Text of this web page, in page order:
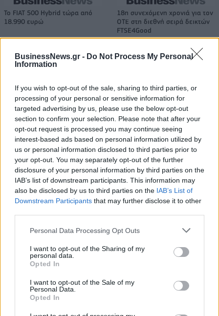
BusinessNews.gr - Do Not Process My Personal
Information
If you wish to opt-out of the sale, sharing to third parties, or
processing of your personal or sensitive information for
targeted advertising by us, please use the below opt-out
section to confirm your selection. Please note that after your
opt-out request is processed you may continue seeing
interest-based ads based on personal information utilized by
us or personal information disclosed to third parties prior to
your opt-out. You may separately opt-out of the further
disclosure of your personal information by third parties on the
IAB’s list of downstream participants. This information may
also be disclosed by us to third parties on the IAB’s List of
Downstream Participants that may further disclose it to other
Personal Data Processing Opt Outs
I want to opt-out of the Sharing of my
personal data.
Opted In
I want to opt-out of the Sale of my
Personal Data.
Opted In
Το FIAT 500 Hybrid τώρα από
18.990 ευρώ
18η συνεχόμενη χρονιά για τον
ΟΤΕ στη διεθνή σειρά δεικτών
FTSE4Good
Alpha Bank: Για πρώτη φορά το Αρχαίο Θέατρο Επιδαύρου άνοιξε τις
ESG Report 2025: Πώς η ΑΒ Βασιλόπουλος μετατρέπει τη
βιωσιμότητα σε καθημερινή πράξη
ΠΕΡΙΣΣΌΤΕΡΑ ΣΕ ΑΥΤΉ ΤΗΝ ΚΑΤΗΓΟΡΊΑ
κλίμα με μικρές απώλειες
στην έναρξη των
άνοδος 0,02% με τον